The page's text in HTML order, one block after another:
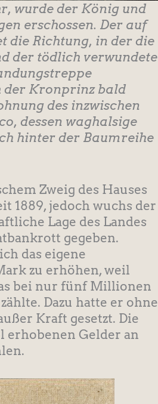
wurde der König und
erschossen. Der auf
die Richtung, in der die
der tödlich verwundete
der Kronprinz bald
des inzwischen
dessen waghalsige
hinter der Baumreihe
Zweig des Hauses
1889, jedoch wuchs der
Lage des Landes
gegeben.
das eigene
zu erhöhen, weil
bei nur fünf Millionen
Dazu hatte er ohne
Kraft gesetzt. Die
erhobenen Gelder an